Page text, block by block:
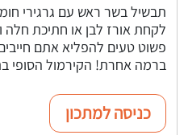
תבשיל בשר ראש עם גרגירי
לקחת אורז לבן או חתיכת
פשוט טעים להפליא אתם
ברמה אחרת! הקירמול הסופי
כניסה למתכון